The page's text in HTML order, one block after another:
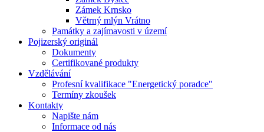
Zámek Krnsko
Větrný mlýn Vrátno
Památky a zajímavosti v území
Pojizerský originál
Dokumenty
Certifikované produkty
Vzdělávání
Profesní kvalifikace "Energetický poradce"
Termíny zkoušek
Kontakty
Napište nám
Informace od nás